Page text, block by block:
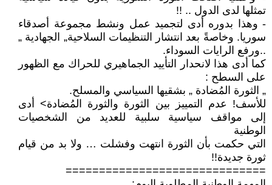
تمثلها لدى الدول .. !!
- وهذا بدوره أدى لتجميد عمل ونشط مجموعة أصدقاء
سوريا. وخاصةً بعد انتشار التنظيمات السلاحية„ الجهادية „
..ورفع الرايات السوداء.
كما أدى هذا لانحدار التأييد الجماهيري للحراك مع الظهور
على السطح :
„ الثورة المُضادة „ بشقيها السياسي والمسلح.
للأسف! عدم التمييز بين الثورة والثورة المُضادة> أدى
إلى مواقف سياسية سلبية للعديد من الشخصيات
الوطنية
التي حكمت بأن الثورة انتهت وفشلت … ولا بد من قيام
ثورة جديدة!!
==============================